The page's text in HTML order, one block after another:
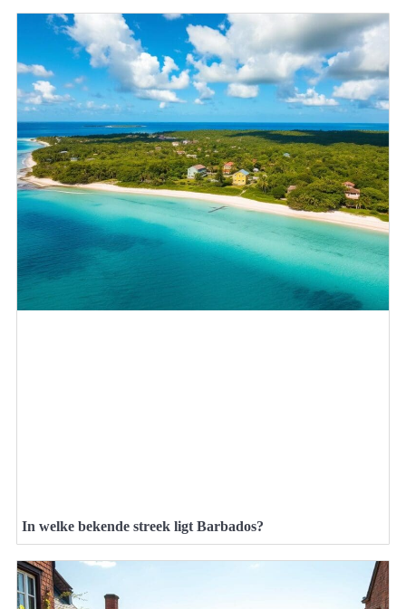
In welke bekende streek ligt Barbados?